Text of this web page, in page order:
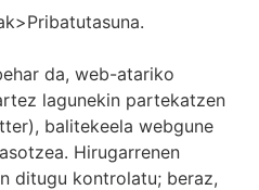
da, web-atariko
lagunekin partekatzen
balitekeela webgune
Hirugarrenen
ditugu kontrolatu; beraz,